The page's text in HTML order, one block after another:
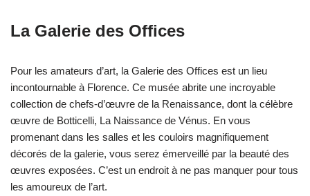
La Galerie des Offices
Pour les amateurs d’art, la Galerie des Offices est un lieu
incontournable à Florence. Ce musée abrite une incroyable
collection de chefs-d’œuvre de la Renaissance, dont la célèbre
œuvre de Botticelli, La Naissance de Vénus. En vous
promenant dans les salles et les couloirs magnifiquement
décorés de la galerie, vous serez émerveillé par la beauté des
œuvres exposées. C’est un endroit à ne pas manquer pour tous
les amoureux de l’art.